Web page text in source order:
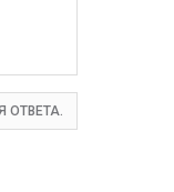
ОТВЕТА.